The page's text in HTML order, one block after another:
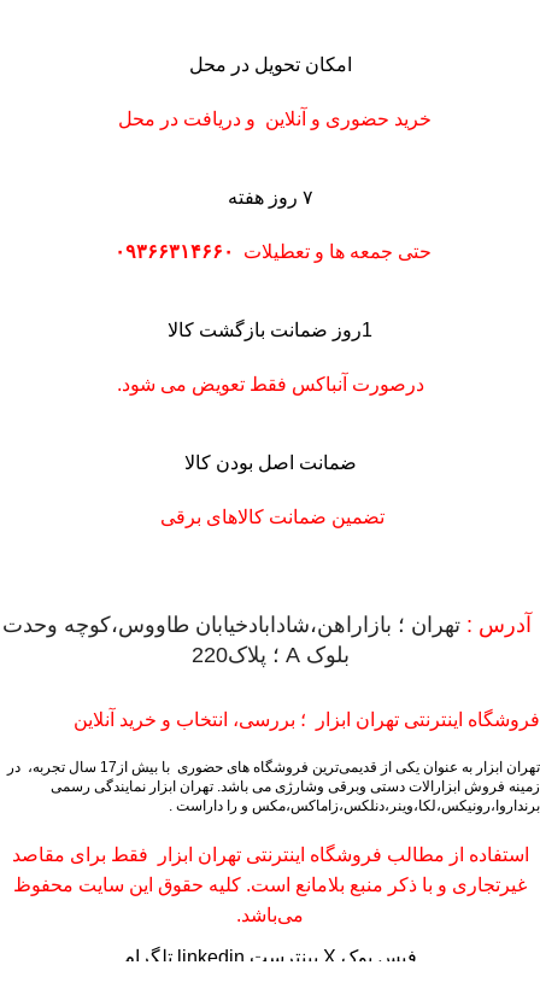
امکان تحویل در محل
خرید حضوری و آنلاین و دریافت در محل
۷ روز هفته
حتی جمعه ها و تعطیلات ۰۹۳۶۶۳۱۴۶۶۰
1روز ضمانت بازگشت کالا
درصورت آنباکس فقط تعویض می شود.
ضمانت اصل بودن کالا
تضمین ضمانت کالاهای برقی
آدرس : تهران ؛ بازاراهن،شادابادخیابان طاووس،کوچه وحدت
بلوک A ؛ پلاک220
فروشگاه اینترنتی تهران ابزار ؛ بررسی، انتخاب و خرید آنلاین
تهران ابزار به عنوان یکی از قدیمی‌ترین فروشگاه های حضوری با بیش از17 سال تجربه، در
زمینه فروش ابزارالات دستی وبرقی وشارژی می باشد. تهران ابزار نمایندگی رسمی
برنداروا،رونیکس،لکا،وینر،دنلکس،زاماکس،مکس و را داراست .
استفاده از مطالب فروشگاه اینترنتی تهران ابزار فقط برای مقاصد
غیرتجاری و با ذکر منبع بلامانع است. کلیه حقوق این سایت محفوظ
می‌باشد.
فیس بوک X پینترست linkedin تلگرام